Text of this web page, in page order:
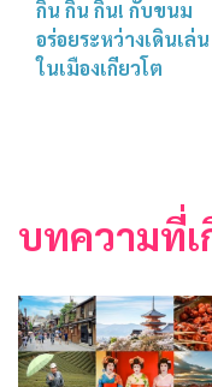
กิน กิน กิน! กับขนม
อร่อยระหว่างเดินเล่น
ในเมืองเกียวโต
บทความที่เ